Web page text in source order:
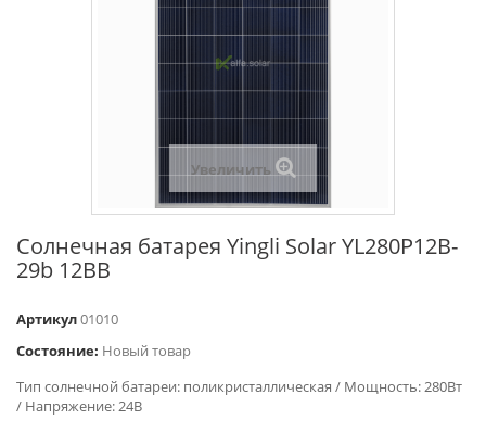
Увеличить
Солнечная батарея Yingli Solar YL280P12B-
29b 12BB
Артикул01010
Состояние: Новый товар
Тип солнечной батареи: поликристаллическая / Мощность: 280Вт
/ Напряжение: 24В